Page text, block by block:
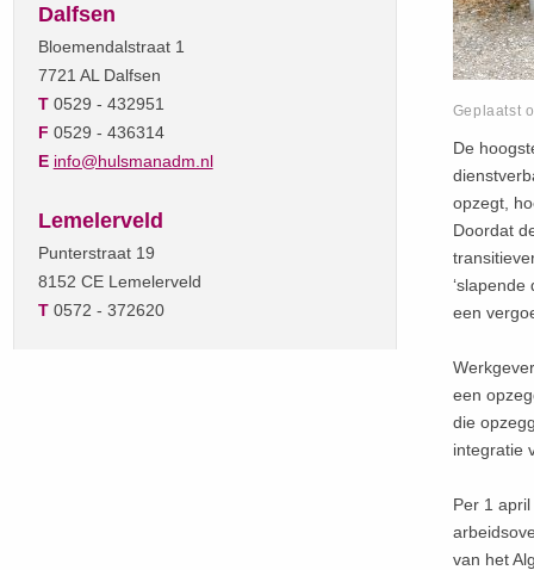
Dalfsen
Bloemendalstraat 1
7721 AL Dalfsen
T0529 - 432951
F 0529 - 436314
E info@hulsmanadm.nl
Lemelerveld
Punterstraat 19
8152 CE Lemelerveld
T0572 - 372620
Geplaatst
De
opzegt,
Doordat
een
een
die
integratie
Per 1
van het